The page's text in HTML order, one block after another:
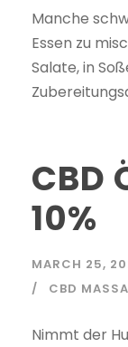
Manche
Essen zu
Salate, in
CBD
10%
MARCH 25,
CBD
Nimmt der